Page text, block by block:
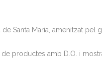
Santa Maria, amenitzat pel
productes amb D.O. i